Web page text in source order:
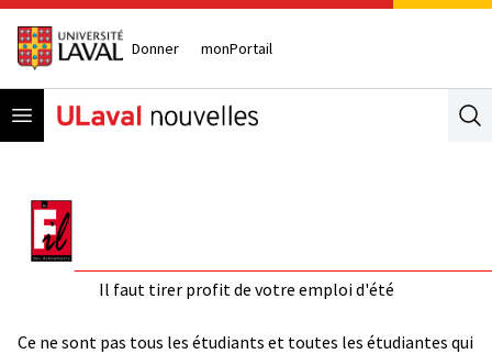
Donner monPortail
Open menu
Il faut tirer profit de votre emploi d'été
Ce ne sont pas tous les étudiants et toutes les étudiantes qui